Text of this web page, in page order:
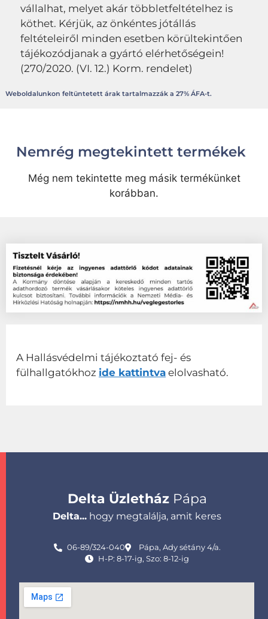
vállalhat, melyet akár többletfeltételhez is
köthet. Kérjük, az önkéntes jótállás
feltételeiről minden esetben körültekintően
tájékozódjanak a gyártó elérhetőségein!
(270/2020. (VI. 12.) Korm. rendelet)
Weboldalunkon feltüntetett árak tartalmazzák a 27% ÁFA-t.
Nemrég megtekintett termékek
Még nem tekintette meg másik termékünket
korábban.
A Hallásvédelmi tájékoztató fej- és
fülhallgatókhoz ide kattintva elolvasható.
Delta ÜzletházPápa
Delta... hogy megtalálja, amit keres
06-89/324-040
Pápa, Ady sétány 4/a.
H-P: 8-17-ig, Szo: 8-12-ig